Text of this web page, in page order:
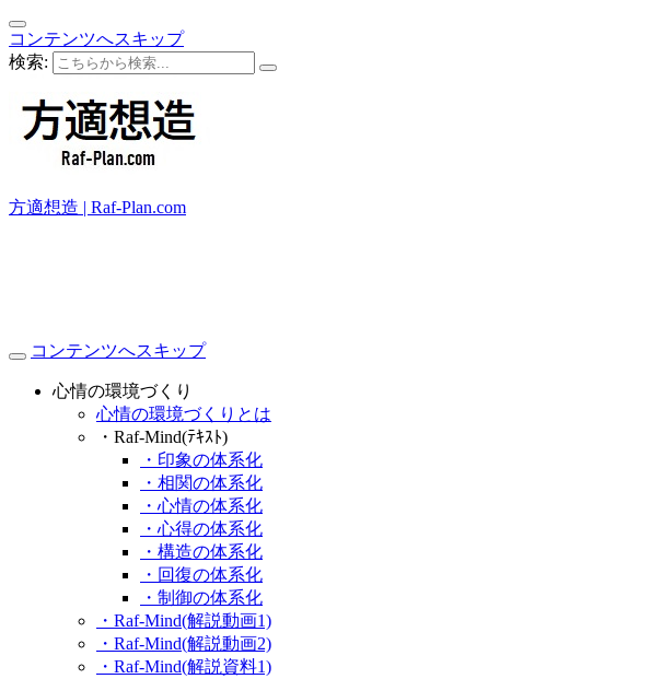
コンテンツへスキップ
検索:
方適想造 | Raf-Plan.com
コンテンツへスキップ
心情の環境づくり
心情の環境づくりとは
・Raf-Mind(ﾃｷｽﾄ)
・印象の体系化
・相関の体系化
・心情の体系化
・心得の体系化
・構造の体系化
・回復の体系化
・制御の体系化
・Raf-Mind(解説動画1)
・Raf-Mind(解説動画2)
・Raf-Mind(解説資料1)